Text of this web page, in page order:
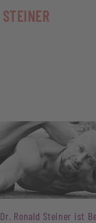
Ronald Steiner ist